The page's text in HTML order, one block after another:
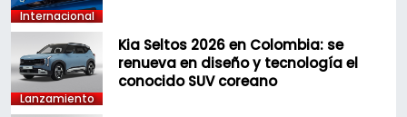
Internacional
Lanzamiento
Kia Seltos 2026 en Colombia: se
renueva en diseño y tecnología el
conocido SUV coreano